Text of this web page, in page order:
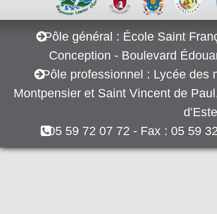
Pôle général : École Saint
Conception - Boulevard
Pôle professionnel : Lycée des
Montpensier et Saint Vincent de
05 59 72 07 72 - Fax : 05 59